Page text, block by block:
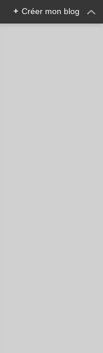
+ Créer mon blog